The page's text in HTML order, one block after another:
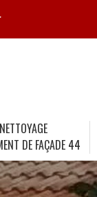
DE FAÇADE 44